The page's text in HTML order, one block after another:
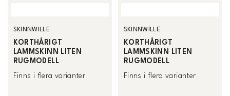
SKINNWILLE
KORTHÅRIGT
LAMMSKINN LITEN
RUGMODELL
Finns i flera varianter
SKINNWILLE
KORTHÅRIGT
LAMMSKINN LITEN
RUGMODELL
Finns i flera varianter